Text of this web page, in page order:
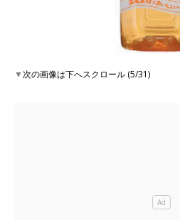
▼次の画像は下へスクロール (5/31)